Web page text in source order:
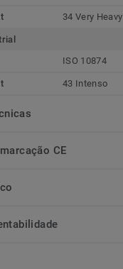
34 Very Heavy
ISO 10874
43 Intenso
CE